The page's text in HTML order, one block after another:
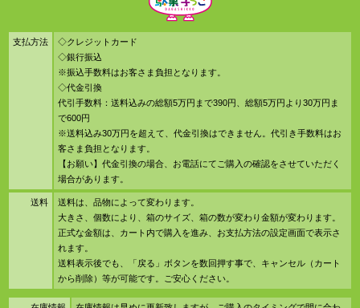
支払方法
◇クレジットカード
◇銀行振込
※振込手数料はお客さま負担となります。
◇代金引換
代引手数料：送料込みの総額5万円まで390円、総額5万円より30万円ま
で600円
※送料込み30万円を超えて、代金引換はできません。代引き手数料はお
客さま負担となります。
【お願い】代金引換の場合、お電話にてご購入の確認をさせていただく
場合があります。
送料
送料は、品物によって変わります。
大きさ、個数により、箱のサイズ、箱の数が変わり金額が変わります。
正式な金額は、カート内で購入を進み、お支払方法の設定画面で表示さ
れます。
送料表示後でも、「戻る」ボタンを数回押す事で、キャンセル（カート
から削除）等が可能です。ご安心ください。